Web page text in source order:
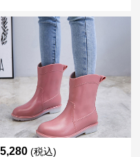
5,280 (税込)